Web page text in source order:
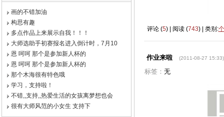
画的不错加油
构思有趣
多点作品上来展示自我！！！
大师选助手初赛报名进入倒计时，7月10
恩 呵呵 那个是参加新人杯的
恩 呵呵 那个是参加新人杯的
那个木海很有特色哦
学习，支持啦！
不错,,支持,,热爱生活的女孩离梦想也会
很有大师风范的小女生 支持下
评论 (5) | 阅读 (743) | 类别:
作业来啦 (2011-08-27 15:33)
标签： 无